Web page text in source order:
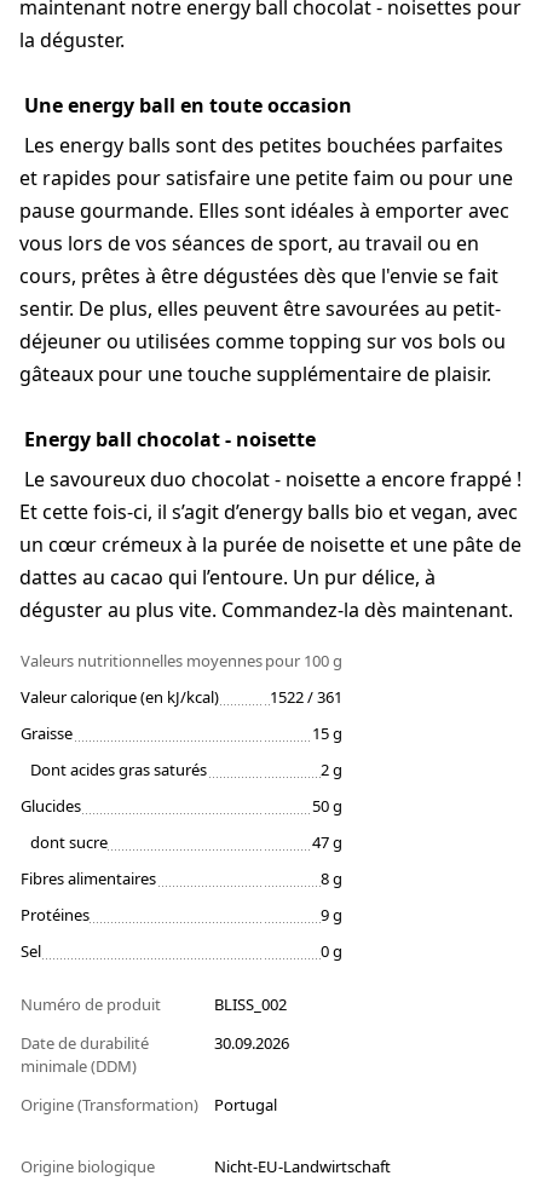
maintenant notre energy ball chocolat - noisettes pour
la déguster.
Une energy ball en toute occasion
Les energy balls sont des petites bouchées parfaites
et rapides pour satisfaire une petite faim ou pour une
pause gourmande. Elles sont idéales à emporter avec
vous lors de vos séances de sport, au travail ou en
cours, prêtes à être dégustées dès que l'envie se fait
sentir. De plus, elles peuvent être savourées au petit-
déjeuner ou utilisées comme topping sur vos bols ou
gâteaux pour une touche supplémentaire de plaisir.
Energy ball chocolat - noisette
Le savoureux duo chocolat - noisette a encore frappé !
Et cette fois-ci, il s’agit d’energy balls bio et vegan, avec
un cœur crémeux à la purée de noisette et une pâte de
dattes au cacao qui l’entoure. Un pur délice, à
déguster au plus vite. Commandez-la dès maintenant.
Valeurs nutritionnelles moyennespour 100 g
Valeur calorique (en kJ/kcal)
1522 / 361
Graisse
15 g
Dont acides gras saturés
2 g
Glucides
50 g
dont sucre
47 g
Fibres alimentaires
8 g
Protéines
9 g
Sel
0 g
Numéro de produit
BLISS_002
Date de durabilité
minimale (DDM)
30.09.2026
Origine (Transformation) Portugal
Origine biologique Nicht-EU-Landwirtschaft